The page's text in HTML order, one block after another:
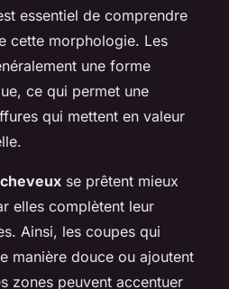
essentiel de comprendre
cette morphologie. Les
une forme
ce qui permet une
qui mettent en valeur
se prêtent mieux
elles complètent leur
Ainsi, les coupes qui
manière douce ou ajoutent
zones peuvent accentuer